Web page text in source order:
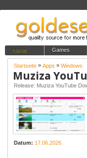
Home Games
Startseite » Apps » Windows
Muziza
Release: Muziza YouTube
Datum: 17.06.2026